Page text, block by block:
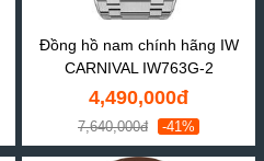
Đồng hồ nam chính hãng IW
CARNIVAL IW763G-2
4,490,000đ
7,640,000đ -41%